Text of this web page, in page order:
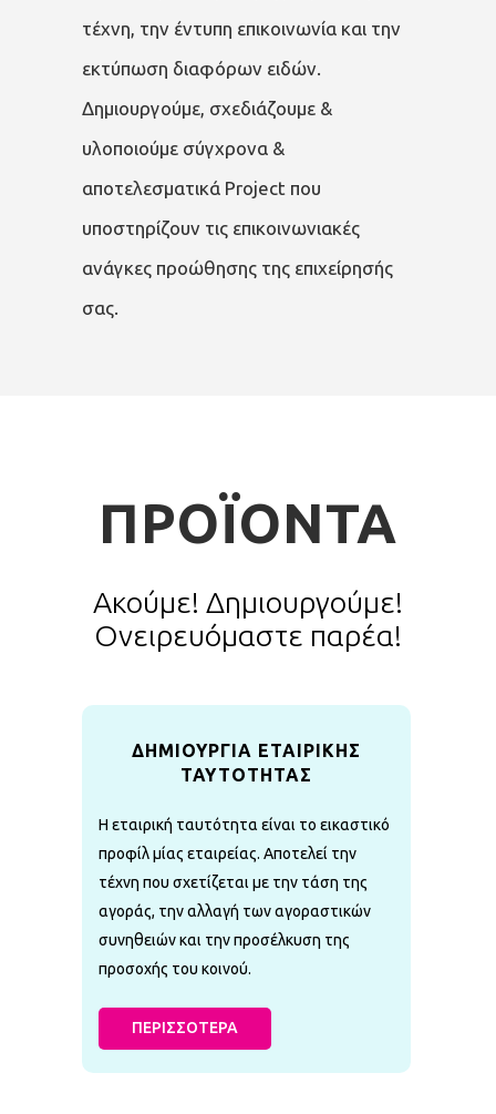
τέχνη, την έντυπη επικοινωνία και την
εκτύπωση διαφόρων ειδών.
Δημιουργούμε, σχεδιάζουμε &
υλοποιούμε σύγχρονα &
αποτελεσματικά Project που
υποστηρίζουν τις επικοινωνιακές
ανάγκες προώθησης της επιχείρησής
σας.
ΠΡΟΪΟΝΤΑ
Ακούμε! Δημιουργούμε!
Ονειρευόμαστε παρέα!
ΔΗΜΙΟΥΡΓΙΑ ΕΤΑΙΡΙΚΗΣ
ΤΑΥΤΟΤΗΤΑΣ
Η εταιρική ταυτότητα είναι το εικαστικό
προφίλ μίας εταιρείας. Αποτελεί την
τέχνη που σχετίζεται με την τάση της
αγοράς, την αλλαγή των αγοραστικών
συνηθειών και την προσέλκυση της
προσοχής του κοινού.
ΠΕΡΙΣΣΟΤΕΡΑ